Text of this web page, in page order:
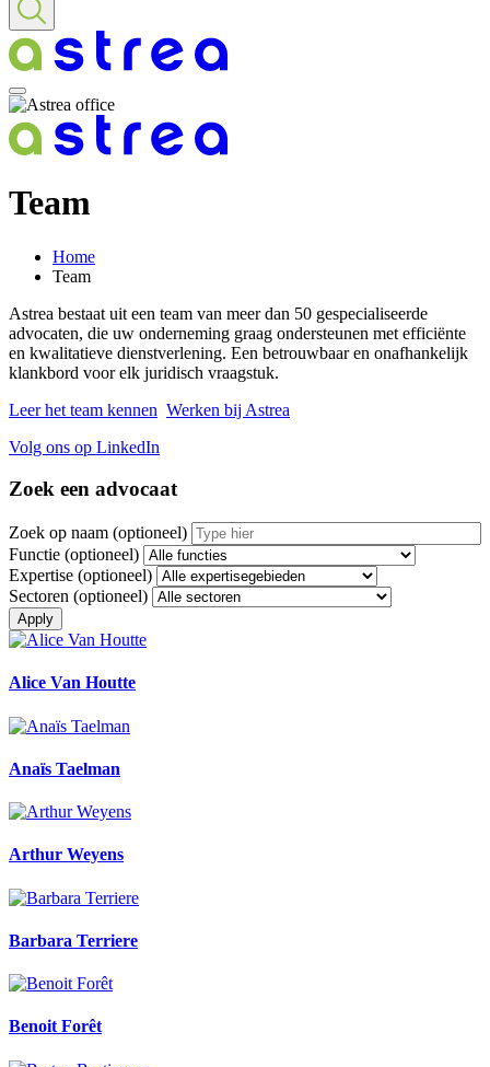
Team
Home
Team
Astrea bestaat uit een team van meer dan 50 gespecialiseerde
advocaten, die uw onderneming graag ondersteunen met efficiënte
en kwalitatieve dienstverlening. Een betrouwbaar en onafhankelijk
klankbord voor elk juridisch vraagstuk.
Leer het team kennen Werken bij Astrea
Volg ons op LinkedIn
Zoek een advocaat
Zoek op naam (optioneel)
Functie (optioneel)
Expertise (optioneel)
Sectoren (optioneel)
Apply
Alice Van Houtte
Anaïs Taelman
Arthur Weyens
Barbara Terriere
Benoit Forêt